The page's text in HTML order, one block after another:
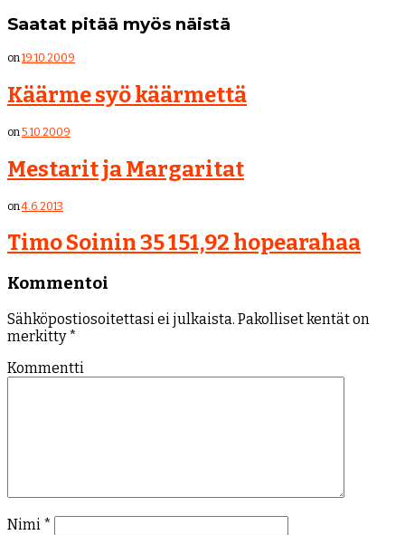
Saatat pitää myös näistä
on19.10.2009
Käärme syö käärmettä
on 5.10.2009
Mestarit ja Margaritat
on4.6.2013
Timo Soinin 35 151,92 hopearahaa
Kommentoi
Sähköpostiosoitettasi ei julkaista. Pakolliset kentät on
merkitty*
Kommentti
Nimi *